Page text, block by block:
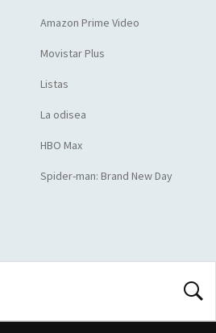
Amazon Prime Video
Movistar Plus
Listas
La odisea
HBO Max
Spider-man: Brand New Day